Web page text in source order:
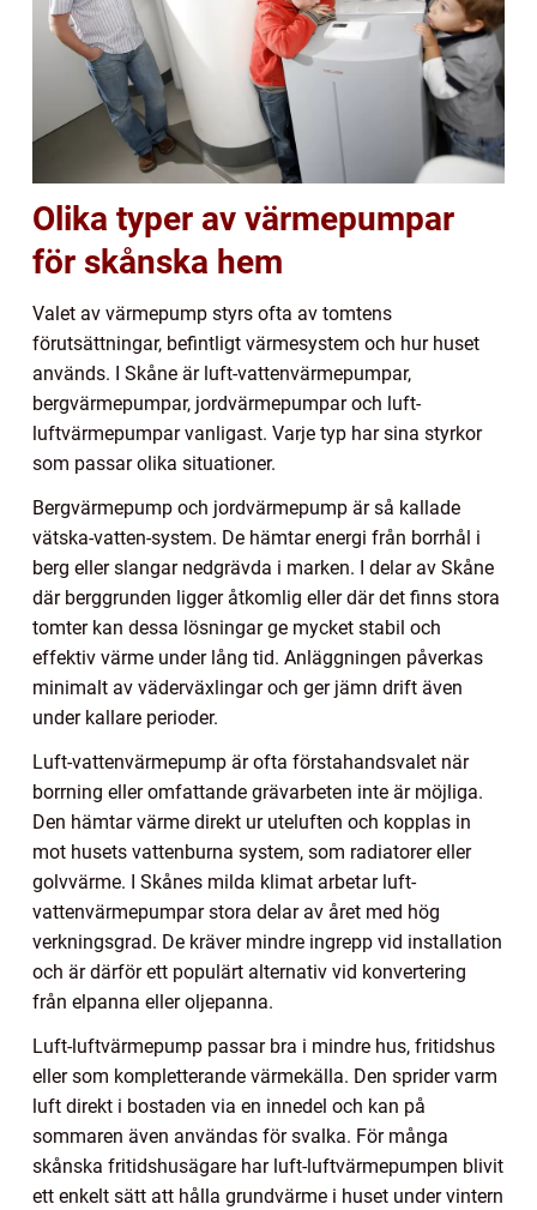
Olika typer av värmepumpar
för skånska hem
Valet av värmepump styrs ofta av tomtens
förutsättningar, befintligt värmesystem och hur huset
används. I Skåne är luft-vattenvärmepumpar,
bergvärmepumpar, jordvärmepumpar och luft-
luftvärmepumpar vanligast. Varje typ har sina styrkor
som passar olika situationer.
Bergvärmepump och jordvärmepump är så kallade
vätska-vatten-system. De hämtar energi från borrhål i
berg eller slangar nedgrävda i marken. I delar av Skåne
där berggrunden ligger åtkomlig eller där det finns stora
tomter kan dessa lösningar ge mycket stabil och
effektiv värme under lång tid. Anläggningen påverkas
minimalt av väderväxlingar och ger jämn drift även
under kallare perioder.
Luft-vattenvärmepump är ofta förstahandsvalet när
borrning eller omfattande grävarbeten inte är möjliga.
Den hämtar värme direkt ur uteluften och kopplas in
mot husets vattenburna system, som radiatorer eller
golvvärme. I Skånes milda klimat arbetar luft-
vattenvärmepumpar stora delar av året med hög
verkningsgrad. De kräver mindre ingrepp vid installation
och är därför ett populärt alternativ vid konvertering
från elpanna eller oljepanna.
Luft-luftvärmepump passar bra i mindre hus, fritidshus
eller som kompletterande värmekälla. Den sprider varm
luft direkt i bostaden via en innedel och kan på
sommaren även användas för svalka. För många
skånska fritidshusägare har luft-luftvärmepumpen blivit
ett enkelt sätt att hålla grundvärme i huset under vintern